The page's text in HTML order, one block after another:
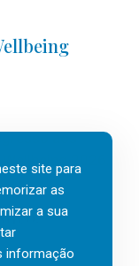
aos
2026.
site para
as
a sua
informação